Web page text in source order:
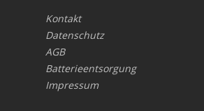
Kontakt
Datenschutz
AGB
Batterieentsorgung
Impressum